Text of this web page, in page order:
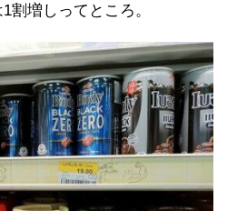
割増しってところ。